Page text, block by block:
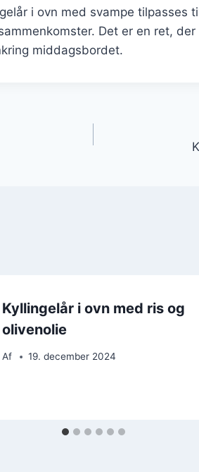
i ovn med svampe tilpasses
Det er en ret,
middagsbordet.
Kyllingelår i ovn med ris og
olivenolie
Af 19. december 2024